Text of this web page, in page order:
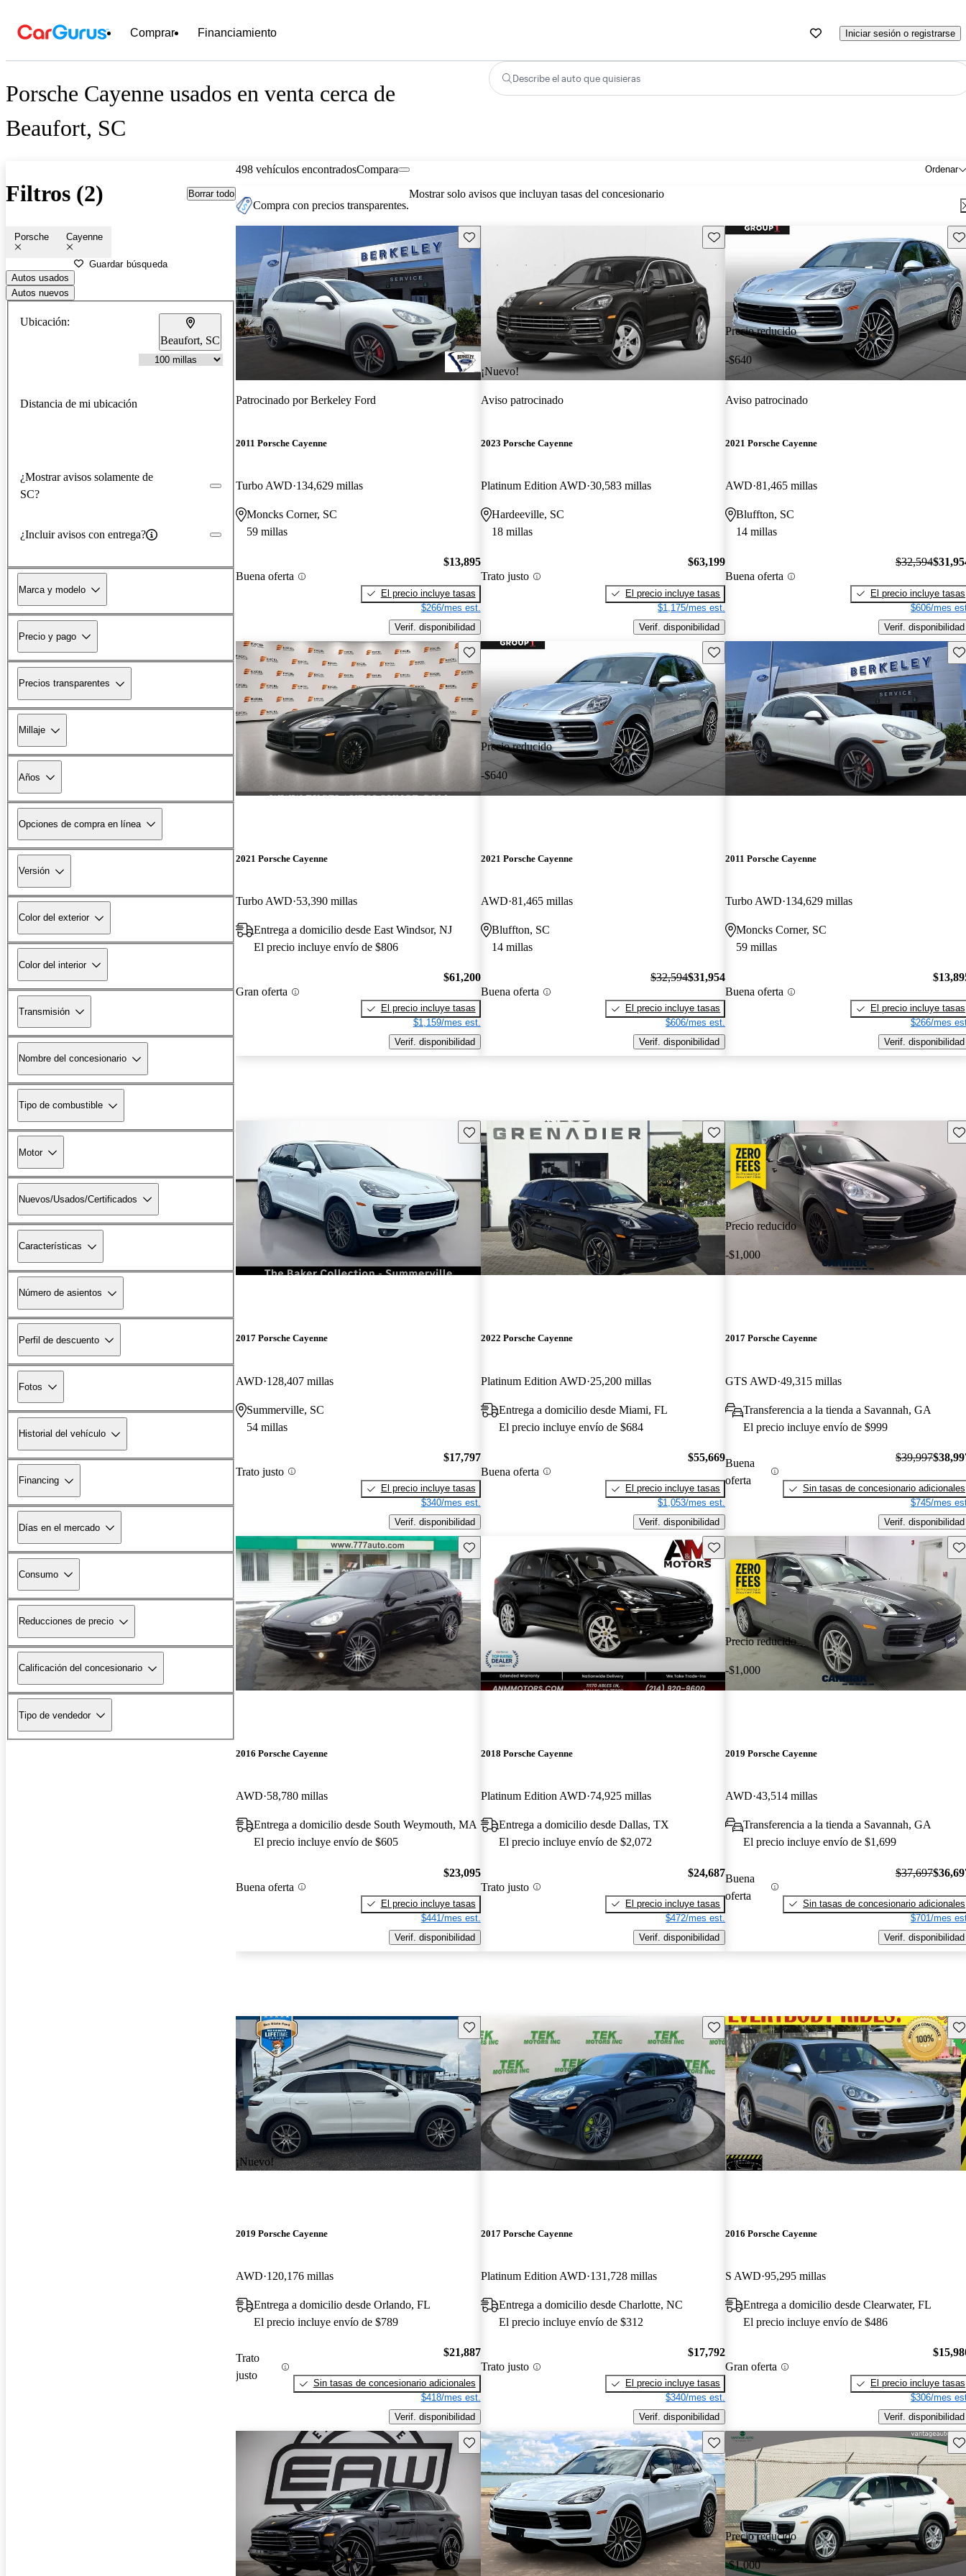
Comprar Financiamiento Iniciar sesión o registrarse
Porsche Cayenne usados en venta cerca de
Beaufort, SC
Describe el auto que quisieras
Filtros (2) Borrar todo
Porsche Cayenne
Guardar búsqueda
Autos usados
Autos nuevos
Ubicación:
Beaufort, SC
Distancia de mi ubicación
¿Mostrar avisos solamente de
SC?
¿Incluir avisos con entrega?
Marca y modelo
Precio y pago
Precios transparentes
Millaje
Años
Opciones de compra en línea
Versión
Color del exterior
Color del interior
Transmisión
Nombre del concesionario
Tipo de combustible
Motor
Nuevos/Usados/Certificados
Características
Número de asientos
Perfil de descuento
Fotos
Historial del vehículo
Financing
Días en el mercado
Consumo
Reducciones de precio
Calificación del concesionario
Tipo de vendedor
498 vehículos encontrados Ordenar
Compara
Compra con precios transparentes.
Mostrar solo avisos que incluyan tasas del concesionario
Guarda este Aviso
Patrocinado porBerkeley Ford
2011 Porsche Cayenne
Turbo AWD 134,629 millas
Moncks Corner, SC
59 millas
Buena oferta
$13,895
El precio incluye tasas
$266/mes est.
Verif. disponibilidad
¡Nuevo!
Guarda este Aviso
Aviso patrocinado
2023 Porsche Cayenne
Platinum Edition AWD 30,583 millas
Hardeeville, SC
18 millas
Trato justo
$63,199
El precio incluye tasas
$1,175/mes est.
Verif. disponibilidad
Precio reducido
-$640
Aviso patrocinado
2021 Porsche Cayenne
AWD 81,465 millas
Bluffton, SC
14 millas
Buena oferta
$32,594
El precio incluye tasas
$606/mes
Verif. disponibilidad
Guarda este Aviso
2021 Porsche Cayenne
Turbo AWD 53,390 millas
Entrega a domicilio desde East Windsor, NJ
El precio incluye envío de $806
Gran oferta
$61,200
El precio incluye tasas
$1,159/mes est.
Verif. disponibilidad
Precio reducido
-$640
Guarda este Aviso
2021 Porsche Cayenne
AWD 81,465 millas
Bluffton, SC
14 millas
Buena oferta
$32,594$31,954
El precio incluye tasas
$606/mes est.
Verif. disponibilidad
2011 Porsche Cayenne
Turbo AWD 134,629 millas
Moncks Corner, SC
59 millas
Buena oferta
El precio incluye tasas
$266/mes
Verif. disponibilidad
Guarda este Aviso
2017 Porsche Cayenne
AWD 128,407 millas
Summerville, SC
54 millas
Trato justo
$17,797
El precio incluye tasas
$340/mes est.
Verif. disponibilidad
Guarda este Aviso
2022 Porsche Cayenne
Platinum Edition AWD 25,200 millas
Entrega a domicilio desde Miami, FL
El precio incluye envío de $684
Buena oferta
$55,669
El precio incluye tasas
$1,053/mes est.
Verif. disponibilidad
Precio reducido
-$1,000
2017 Porsche Cayenne
GTS AWD 49,315 millas
Transferencia a la tienda a Savannah, GA
El precio incluye envío de $999
Buena
oferta
$39,997
Sin tasas de concesionario adicionales
$745/mes
Verif. disponibilidad
Guarda este Aviso
2016 Porsche Cayenne
AWD 58,780 millas
Entrega a domicilio desde South Weymouth, MA
El precio incluye envío de $605
Buena oferta
$23,095
El precio incluye tasas
$441/mes est.
Verif. disponibilidad
Guarda este Aviso
2018 Porsche Cayenne
Platinum Edition AWD 74,925 millas
Entrega a domicilio desde Dallas, TX
El precio incluye envío de $2,072
Trato justo
$24,687
El precio incluye tasas
$472/mes est.
Verif. disponibilidad
Precio reducido
-$1,000
2019 Porsche Cayenne
AWD 43,514 millas
Transferencia a la tienda a Savannah, GA
El precio incluye envío de $1,699
Buena
oferta
$37,697
Sin tasas de concesionario adicionales
$701/mes
Verif. disponibilidad
¡Nuevo!
Guarda este Aviso
2019 Porsche Cayenne
AWD 120,176 millas
Entrega a domicilio desde Orlando, FL
El precio incluye envío de $789
Trato
justo
$21,887
Sin tasas de concesionario adicionales
$418/mes est.
Verif. disponibilidad
Guarda este Aviso
2017 Porsche Cayenne
Platinum Edition AWD 131,728 millas
Entrega a domicilio desde Charlotte, NC
El precio incluye envío de $312
Trato justo
$17,792
El precio incluye tasas
$340/mes est.
Verif. disponibilidad
¡Nuevo!
2016 Porsche Cayenne
S AWD 95,295 millas
Entrega a domicilio desde Clearwater, FL
El precio incluye envío de $486
Gran oferta
El precio incluye tasas
$306/mes
Verif. disponibilidad
Guarda este Aviso Guarda este Aviso
Precio reducido
-$1,000